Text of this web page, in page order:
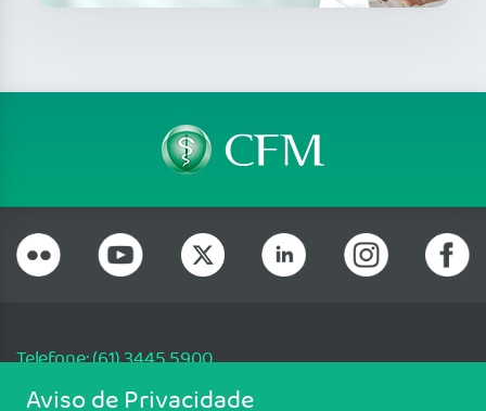
Telefone: (61) 3445 5900
Email: cfm@portalmedico.org.br
Aviso de Privacidade